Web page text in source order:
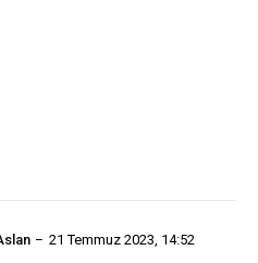
21 Temmuz 2023, 14:52